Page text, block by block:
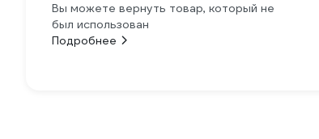
Вы можете вернуть товар, который не
был использован
Подробнее